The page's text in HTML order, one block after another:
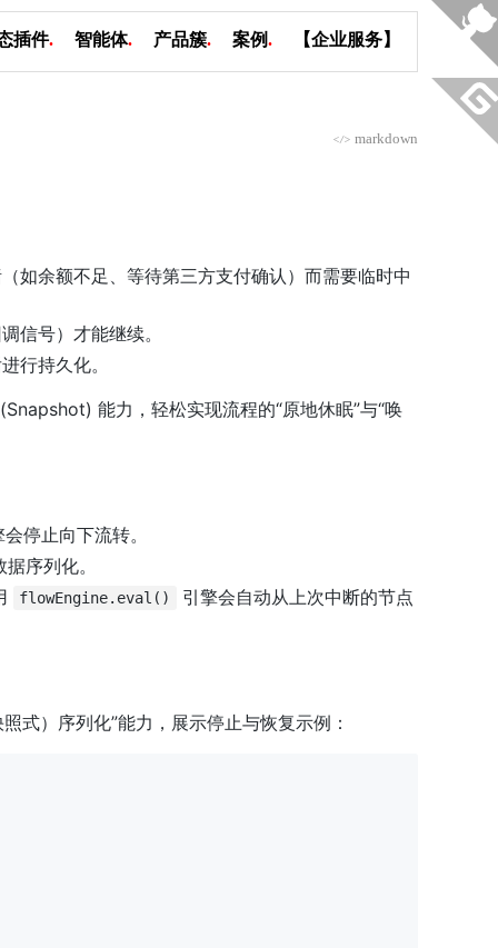
插件. 智能体. 产品簇. 案例. 【企业服务】
</> markdown
如余额不足、等待第三方支付确认）而需要临时中
信号）才能继续。
行持久化。
能力，轻松实现流程的“原地休眠”与“唤
会停止向下流转。
序列化。
flowEngine.eval()
引擎会自动从上次中断的节点
式）序列化”能力，展示停止与恢复示例：